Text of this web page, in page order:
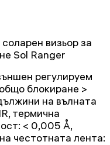
визьор за
Sol Ranger
регулируем
блокиране >
на вълната
термична
< 0,005 Å,
честотната лента: